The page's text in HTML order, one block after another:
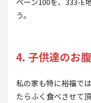
う。
4. 子供達のお
私の家も特に裕福で
たらふく食べさせて